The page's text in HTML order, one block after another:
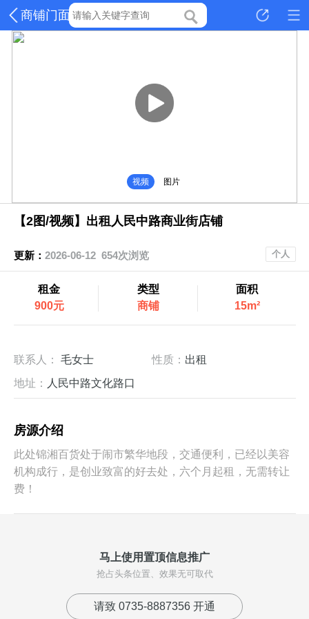
商铺门面
视频 图片
【2图/视频】出租人民中路商业街店铺
更新： 2026-06-12 654次浏览 个人
租金
900元
类型
商铺
面积
15m²
联系人： 毛女士 性质： 出租
地址：
人民中路文化路口
房源介绍
此处锦湘百货处于闹市繁华地段，交通便利，已经以美容
机构成行，是创业致富的好去处，六个月起租，无需转让
费！
马上使用置顶信息推广
抢占头条位置、效果无可取代
请致 0735-8887356 开通